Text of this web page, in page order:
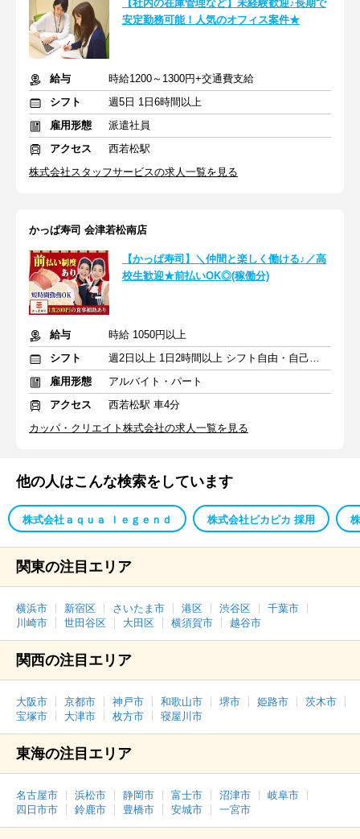
【社内の在庫管理など】未経験歓迎♪長期で
安定勤務可能！人気のオフィス案件★
給与
時給1200～1300円+交通費支給
シフト
週5日 1日6時間以上
雇用形態
派遣社員
アクセス
西若松駅
株式会社スタッフサービスの求人一覧を見る
かっぱ寿司 会津若松南店
【かっぱ寿司】＼仲間と楽しく働ける♪／高
校生歓迎★前払いOK◎(稼働分)
給与
時給 1050円以上
シフト
週2日以上 1日2時間以上 シフト自由・自己申告
雇用形態
アルバイト・パート
アクセス
西若松駅 車4分
カッパ・クリエイト株式会社の求人一覧を見る
他の人はこんな検索をしています
株式会社ａｑｕａ ｌｅｇｅｎｄ 株式会社ピカピカ 採用
関東の注目エリア
横浜市 新宿区 さいたま市 港区 渋谷区
千葉市
川崎市
世田谷区 大田区 横須賀市 越谷市
関西の注目エリア
大阪市 京都市 神戸市 和歌山市 堺市 姫路市
茨木市
宝塚市
大津市 枚方市 寝屋川市
東海の注目エリア
名古屋市 浜松市 静岡市 富士市 沼津市
岐阜市
四日市市
鈴鹿市 豊橋市 安城市 一宮市